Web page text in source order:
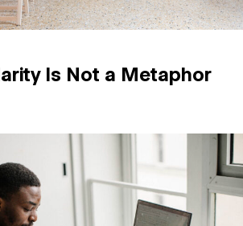
Is Not a Metaphor